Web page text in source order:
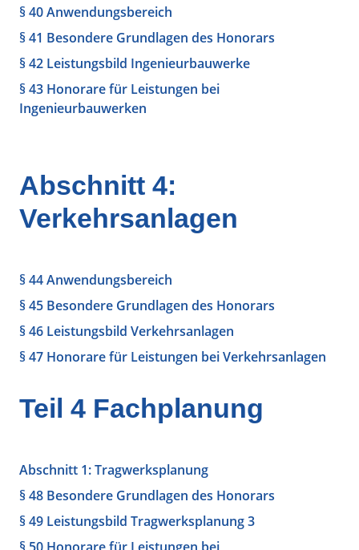
§ 40 Anwendungsbereich
§ 41 Besondere Grundlagen des Honorars
§ 42 Leistungsbild Ingenieurbauwerke
§ 43 Honorare für Leistungen bei
Ingenieurbauwerken
Abschnitt 4:
Verkehrsanlagen
§ 44 Anwendungsbereich
§ 45 Besondere Grundlagen des Honorars
§ 46 Leistungsbild Verkehrsanlagen
§ 47 Honorare für Leistungen bei Verkehrsanlagen
Teil 4 Fachplanung
Abschnitt 1: Tragwerksplanung
§ 48 Besondere Grundlagen des Honorars
§ 49 Leistungsbild Tragwerksplanung 3